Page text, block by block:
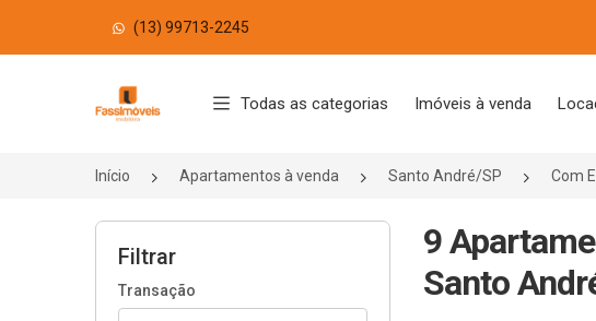
(13) 99713-2245
Página inicial
Todas as categorias Imóveis à venda
Início Apartamentos à venda Santo André/SP Com
Filtrar
Transação
9
Santo